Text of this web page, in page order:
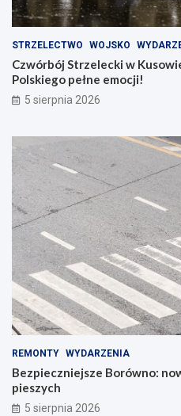
STRZELECTWO WOJSKO
Czwórbój Strzelecki w
Polskiego pełne emocji!
5 sierpnia 2026
REMONTY WYDARZENIA
Bezpieczniejsze Borówno:
pieszych
5 sierpnia 2026